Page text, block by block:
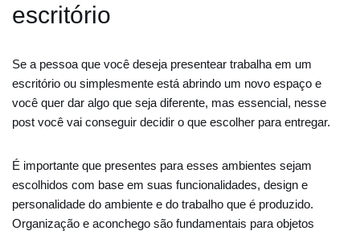
escritório
Se a pessoa que você deseja presentear trabalha em um
escritório ou simplesmente está abrindo um novo espaço e
você quer dar algo que seja diferente, mas essencial, nesse
post você vai conseguir decidir o que escolher para entregar.
É importante que presentes para esses ambientes sejam
escolhidos com base em suas funcionalidades, design e
personalidade do ambiente e do trabalho que é produzido.
Organização e aconchego são fundamentais para objetos